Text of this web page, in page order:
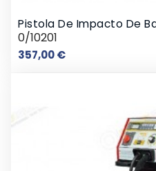
Pistola De Impacto De
0/10201
357,00 €Preço